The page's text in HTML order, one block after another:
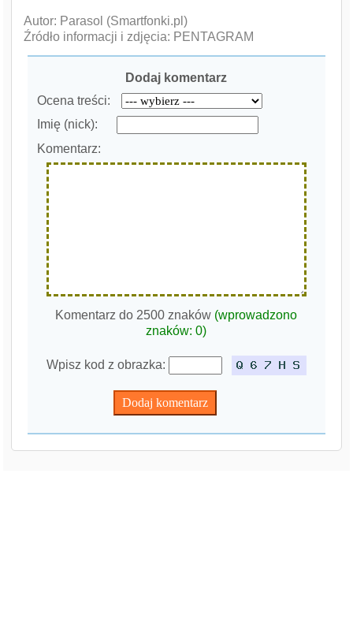
Autor: Parasol (Smartfonki.pl)
Źródło informacji i zdjęcia: PENTAGRAM
Dodaj komentarz
Ocena treści:
Imię (nick):
Komentarz:
Komentarz do 2500 znaków (wprowadzono
znaków:0)
Wpisz kod z obrazka: